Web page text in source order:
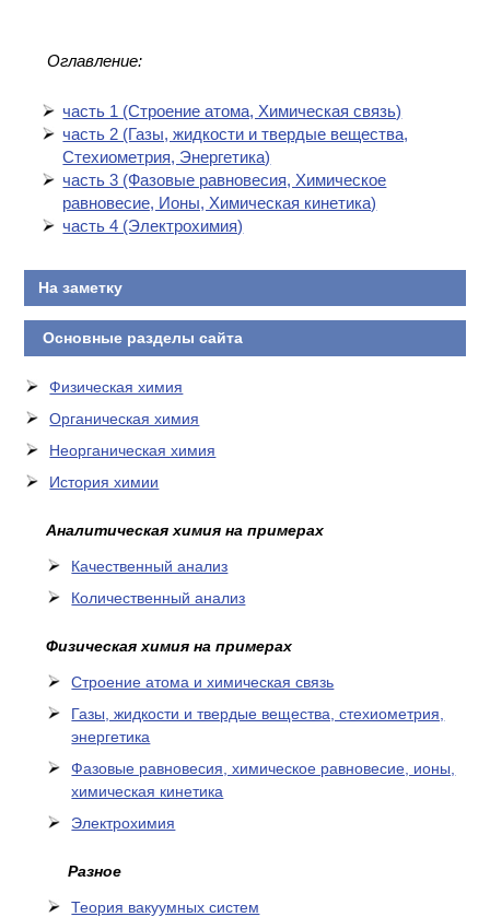
Оглавление:
часть 1 (Cтроение атома, Химическая связь)
часть 2 (Газы, жидкости и твердые вещества,
Стехиометрия, Энергетика)
часть 3 (Фазовые равновесия, Химическое
равновесие, Ионы, Химическая кинетика)
часть 4 (Электрохимия)
На заметку
Основные разделы сайта
Физическая химия
Органическая химия
Неорганическая химия
История химии
Аналитическая химия на примерах
Качественный анализ
Количественный анализ
Физическая химия на примерах
Cтроение атома и химическая связь
Газы, жидкости и твердые вещества, стехиометрия,
энергетика
Фазовые равновесия, химическое равновесие, ионы,
химическая кинетика
Электрохимия
Разное
Теория вакуумных систем